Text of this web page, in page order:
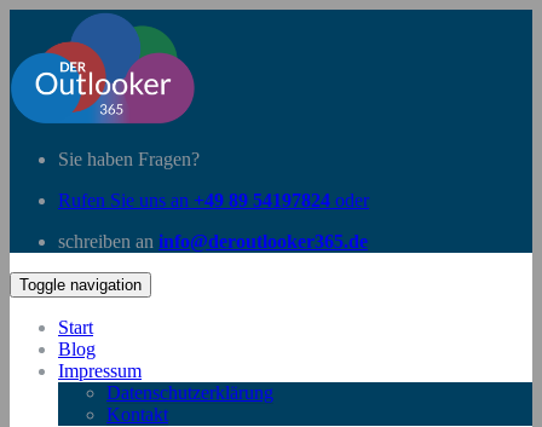
Sie haben Fragen?
Rufen Sie uns an +49 89 54197824 oder
schreiben an info@deroutlooker365.de
Toggle navigation
Start
Blog
Impressum
Datenschutzerklärung
Kontakt